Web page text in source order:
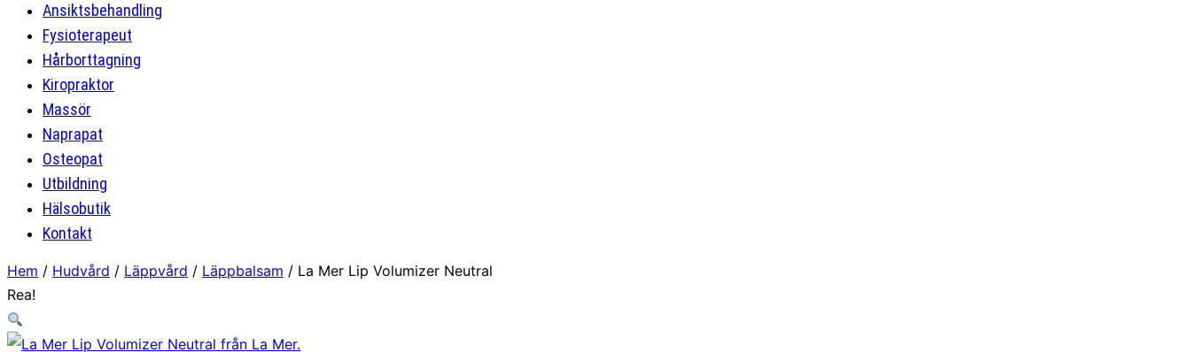
Ansiktsbehandling
Fysioterapeut
Hårborttagning
Kiropraktor
Massör
Naprapat
Osteopat
Utbildning
Hälsobutik
Kontakt
Hem / Hudvård / Läppvård / Läppbalsam / La Mer Lip Volumizer Neutral
Rea!